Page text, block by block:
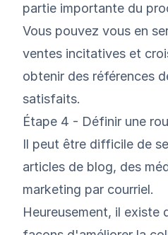
partie importante du
Vous pouvez vous en
ventes incitatives et
obtenir des références
satisfaits.
Étape 4 - Définir une
Il peut être difficile de
articles de blog, des
marketing par courriel.
Heureusement, il existe